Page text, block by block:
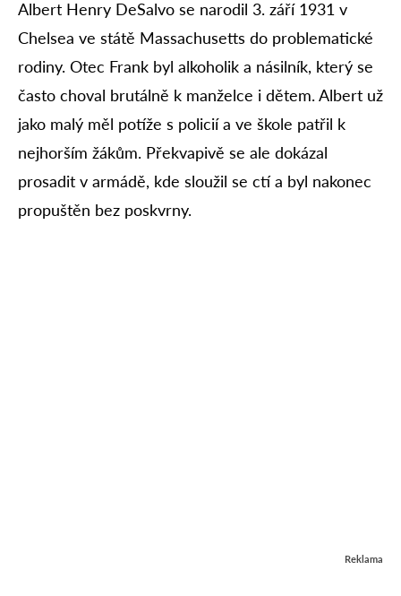
Albert Henry DeSalvo se narodil 3. září 1931 v
Chelsea ve státě Massachusetts do problematické
rodiny. Otec Frank byl alkoholik a násilník, který se
často choval brutálně k manželce i dětem. Albert už
jako malý měl potíže s policií a ve škole patřil k
nejhorším žákům. Překvapivě se ale dokázal
prosadit v armádě, kde sloužil se ctí a byl nakonec
propuštěn bez poskvrny.
Reklama